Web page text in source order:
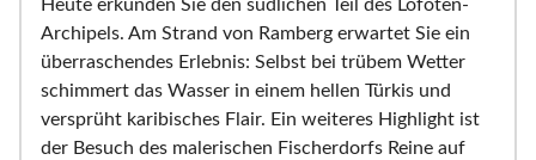
Heute erkunden Sie den südlichen Teil des Lofoten-
Archipels. Am Strand von Ramberg erwartet Sie ein
überraschendes Erlebnis: Selbst bei trübem Wetter
schimmert das Wasser in einem hellen Türkis und
versprüht karibisches Flair. Ein weiteres Highlight ist
der Besuch des malerischen Fischerdorfs Reine auf